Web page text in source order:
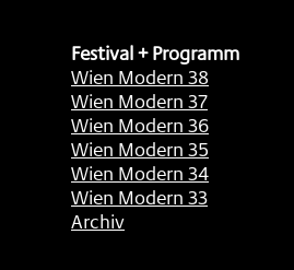
Festival + Programm
Wien Modern 38
Wien Modern 37
Wien Modern 36
Wien Modern 35
Wien Modern 34
Wien Modern 33
Archiv